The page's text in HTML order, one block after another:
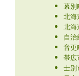
幕別
北海
北海
自治
音更
帯広
士別